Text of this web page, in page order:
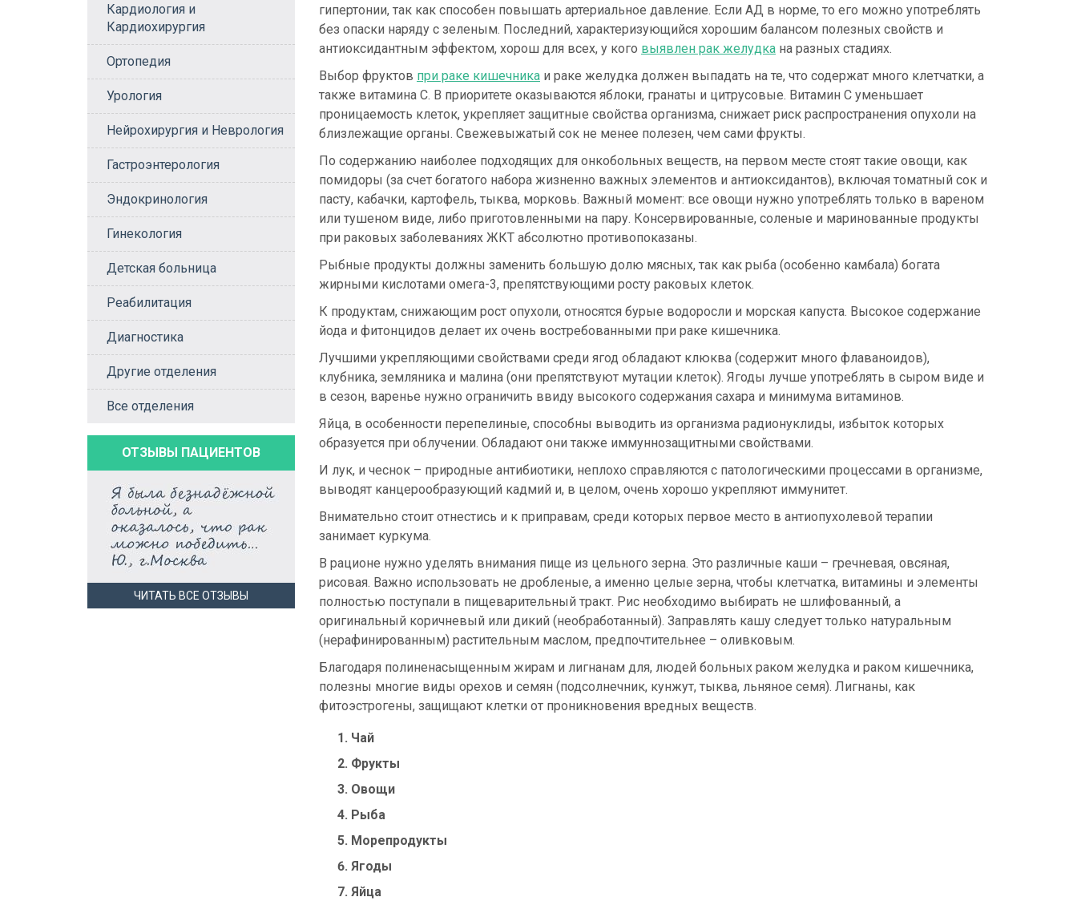
гипертонии, так как способен повышать артериальное давление. Если АД в норме, то его можно употреблять
без опаски наряду с зеленым. Последний, характеризующийся хорошим балансом полезных свойств и
антиоксидантным эффектом, хорош для всех, у кого выявлен рак желудка на разных стадиях.
Выбор фруктов при раке кишечника и раке желудка должен выпадать на те, что содержат много клетчатки, а
также витамина С. В приоритете оказываются яблоки, гранаты и цитрусовые. Витамин С уменьшает
проницаемость клеток, укрепляет защитные свойства организма, снижает риск распространения опухоли на
близлежащие органы. Свежевыжатый сок не менее полезен, чем сами фрукты.
По содержанию наиболее подходящих для онкобольных веществ, на первом месте стоят такие овощи, как
помидоры (за счет богатого набора жизненно важных элементов и антиоксидантов), включая томатный сок и
пасту, кабачки, картофель, тыква, морковь. Важный момент: все овощи нужно употреблять только в вареном
или тушеном виде, либо приготовленными на пару. Консервированные, соленые и маринованные продукты
при раковых заболеваниях ЖКТ абсолютно противопоказаны.
Рыбные продукты должны заменить большую долю мясных, так как рыба (особенно камбала) богата
жирными кислотами омега-3, препятствующими росту раковых клеток.
К продуктам, снижающим рост опухоли, относятся бурые водоросли и морская капуста. Высокое содержание
йода и фитонцидов делает их очень востребованными при раке кишечника.
Лучшими укрепляющими свойствами среди ягод обладают клюква (содержит много флаваноидов),
клубника, земляника и малина (они препятствуют мутации клеток). Ягоды лучше употреблять в сыром виде и
в сезон, варенье нужно ограничить ввиду высокого содержания сахара и минимума витаминов.
Яйца, в особенности перепелиные, способны выводить из организма радионуклиды, избыток которых
образуется при облучении. Обладают они также иммуннозащитными свойствами.
И лук, и чеснок – природные антибиотики, неплохо справляются с патологическими процессами в организме,
выводят канцерообразующий кадмий и, в целом, очень хорошо укрепляют иммунитет.
Внимательно стоит отнестись и к приправам, среди которых первое место в антиопухолевой терапии
занимает куркума.
В рационе нужно уделять внимания пище из цельного зерна. Это различные каши – гречневая, овсяная,
рисовая. Важно использовать не дробленые, а именно целые зерна, чтобы клетчатка, витамины и элементы
полностью поступали в пищеварительный тракт. Рис необходимо выбирать не шлифованный, а
оригинальный коричневый или дикий (необработанный). Заправлять кашу следует только натуральным
(нерафинированным) растительным маслом, предпочтительнее – оливковым.
Благодаря полиненасыщенным жирам и лигнанам для, людей больных раком желудка и раком кишечника,
полезны многие виды орехов и семян (подсолнечник, кунжут, тыква, льняное семя). Лигнаны, как
фитоэстрогены, защищают клетки от проникновения вредных веществ.
Чай
Фрукты
Овощи
Рыба
Морепродукты
Ягоды
Яйца
Кардиология и
Кардиохирургия
Ортопедия
Урология
Нейрохирургия и Неврология
Гастроэнтерология
Эндокринология
Гинекология
Детская больница
Реабилитация
Диагностика
Другие отделения
Все отделения
ОТЗЫВЫ ПАЦИЕНТОВ
ЧИТАТЬ ВСЕ ОТЗЫВЫ